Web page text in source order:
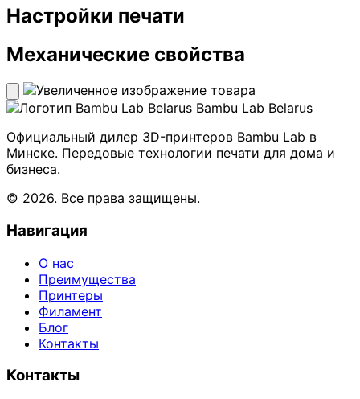
Настройки печати
Механические свойства
Bambu Lab Belarus
Официальный дилер 3D-принтеров Bambu Lab в
Минске. Передовые технологии печати для дома и
бизнеса.
© 2026. Все права защищены.
Навигация
О нас
Преимущества
Принтеры
Филамент
Блог
Контакты
Контакты